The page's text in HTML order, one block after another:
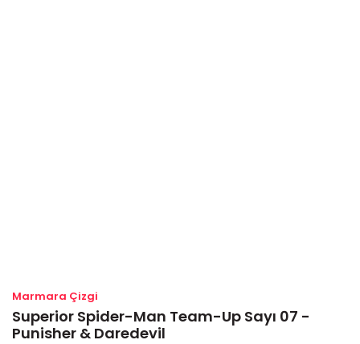
Marmara Çizgi
Superior Spider-Man Team-Up Sayı 07 -
Punisher & Daredevil